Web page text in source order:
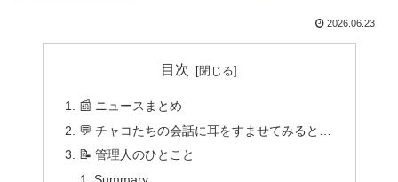
2026.06.23
目次
📰 ニュースまとめ
💬 チャコたちの会話に耳をすませてみると…
📝 管理人のひとこと